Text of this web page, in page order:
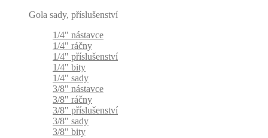
Gola sady, příslušenství
1/4" nástavce
1/4" ráčny
1/4" příslušenství
1/4" bity
1/4" sady
3/8" nástavce
3/8" ráčny
3/8" příslušenství
3/8" sady
3/8" bity